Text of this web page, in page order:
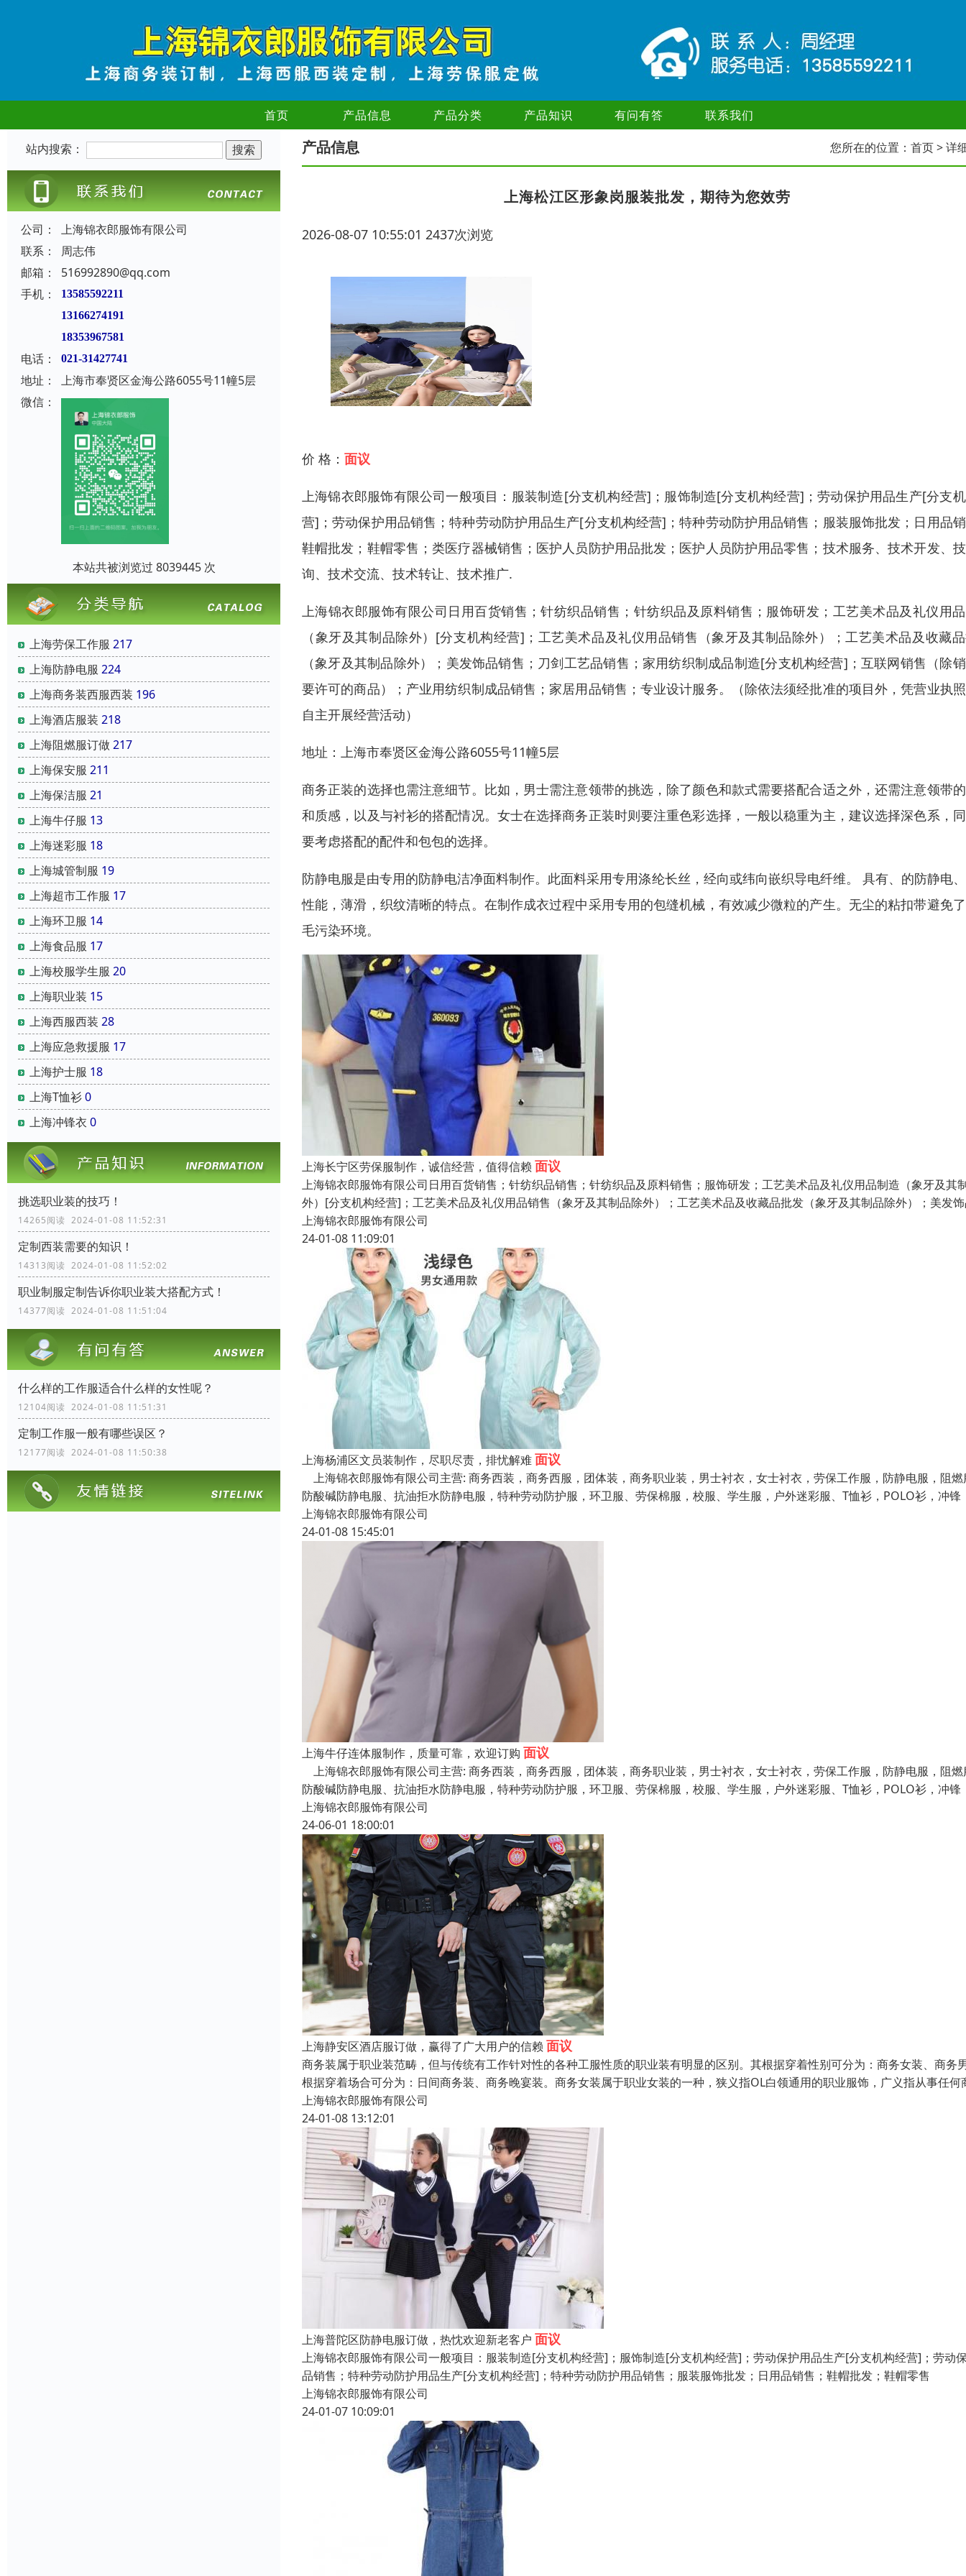
首页 产品信息 产品分类 产品知识 有问有答 联系我们
站内搜索：
公司：
上海锦衣郎服饰有限公司
联系：
周志伟
邮箱：
516992890@qq.com
手机：
13585592211
13166274191
18353967581
电话： 021-31427741
地址：
上海市奉贤区金海公路6055号11幢5层
微信：
本站共被浏览过 8039445 次
上海劳保工作服 217
上海防静电服 224
上海商务装西服西装 196
上海酒店服装 218
上海阻燃服订做217
上海保安服 211
上海保洁服 21
上海牛仔服 13
上海迷彩服 18
上海城管制服 19
上海超市工作服 17
上海环卫服 14
上海食品服 17
上海校服学生服 20
上海职业装 15
上海西服西装 28
上海应急救援服 17
上海护士服 18
上海T恤衫0
上海冲锋衣 0
挑选职业装的技巧！
14265阅读 2024-01-08 11:52:31
定制西装需要的知识！
14313阅读 2024-01-08 11:52:02
职业制服定制告诉你职业装大搭配方式！
14377阅读 2024-01-08 11:51:04
什么样的工作服适合什么样的女性呢？
12104阅读 2024-01-08 11:51:31
定制工作服一般有哪些误区？
12177阅读 2024-01-08 11:50:38
产品信息 您所在的位置： 首页> 详
上海松江区形象岗服装批发，期待为您效劳
2026-08-07 10:55:01 2437次浏览
价 格： 面议
上海锦衣郎服饰有限公司一般项目：服装制造[分支机构经营]；服饰制造[分支机构经营]；劳动保护用品生产[分支
营]；劳动保护用品销售；特种劳动防护用品生产[分支机构经营]；特种劳动防护用品销售；服装服饰批发；日用品
鞋帽批发；鞋帽零售；类医疗器械销售；医护人员防护用品批发；医护人员防护用品零售；技术服务、技术开发、
询、技术交流、技术转让、技术推广.
上海锦衣郎服饰有限公司日用百货销售；针纺织品销售；针纺织品及原料销售；服饰研发；工艺美术品及礼仪用
（象牙及其制品除外）[分支机构经营]；工艺美术品及礼仪用品销售（象牙及其制品除外）；工艺美术品及收藏
（象牙及其制品除外）；美发饰品销售；刀剑工艺品销售；家用纺织制成品制造[分支机构经营]；互联网销售（除
要许可的商品）；产业用纺织制成品销售；家居用品销售；专业设计服务。（除依法须经批准的项目外，凭营业执
自主开展经营活动）
地址：上海市奉贤区金海公路6055号11幢5层
商务正装的选择也需注意细节。比如，男士需注意领带的挑选，除了颜色和款式需要搭配合适之外，还需注意领带
和质感，以及与衬衫的搭配情况。女士在选择商务正装时则要注重色彩选择，一般以稳重为主，建议选择深色系，
要考虑搭配的配件和包包的选择。
防静电服是由专用的防静电洁净面料制作。此面料采用专用涤纶长丝，经向或纬向嵌织导电纤维。 具有、的防静电
性能，薄滑，织纹清晰的特点。在制作成衣过程中采用专用的包缝机械，有效减少微粒的产生。无尘的粘扣带避免
毛污染环境。
上海长宁区劳保服制作，诚信经营，值得信赖 面议
上海锦衣郎服饰有限公司日用百货销售；针纺织品销售；针纺织品及原料销售；服饰研发；工艺美术品及礼仪用品制造（象牙及其
外）[分支机构经营]；工艺美术品及礼仪用品销售（象牙及其制品除外）；工艺美术品及收藏品批发（象牙及其制品除外）；美发
上海锦衣郎服饰有限公司
24-01-08 11:09:01
上海杨浦区文员装制作，尽职尽责，排忧解难面议
上海锦衣郎服饰有限公司主营: 商务西装，商务西服，团体装，商务职业装，男士衬衣，女士衬衣，劳保工作服，防静电服，阻
防酸碱防静电服、抗油拒水防静电服，特种劳动防护服，环卫服、劳保棉服，校服、学生服，户外迷彩服、T恤衫，POLO衫，冲锋
上海锦衣郎服饰有限公司
24-01-08 15:45:01
上海牛仔连体服制作，质量可靠，欢迎订购 面议
上海锦衣郎服饰有限公司主营: 商务西装，商务西服，团体装，商务职业装，男士衬衣，女士衬衣，劳保工作服，防静电服，阻
防酸碱防静电服、抗油拒水防静电服，特种劳动防护服，环卫服、劳保棉服，校服、学生服，户外迷彩服、T恤衫，POLO衫，冲锋
上海锦衣郎服饰有限公司
24-06-01 18:00:01
上海静安区酒店服订做，赢得了广大用户的信赖 面议
商务装属于职业装范畴，但与传统有工作针对性的各种工服性质的职业装有明显的区别。其根据穿着性别可分为：商务女装、商务
根据穿着场合可分为：日间商务装、商务晚宴装。商务女装属于职业女装的一种，狭义指OL白领通用的职业服饰，广义指从事任何
上海锦衣郎服饰有限公司
24-01-08 13:12:01
上海普陀区防静电服订做，热忱欢迎新老客户 面议
上海锦衣郎服饰有限公司一般项目：服装制造[分支机构经营]；服饰制造[分支机构经营]；劳动保护用品生产[分支机构经营]；劳动
品销售；特种劳动防护用品生产[分支机构经营]；特种劳动防护用品销售；服装服饰批发；日用品销售；鞋帽批发；鞋帽零售
上海锦衣郎服饰有限公司
24-01-07 10:09:01